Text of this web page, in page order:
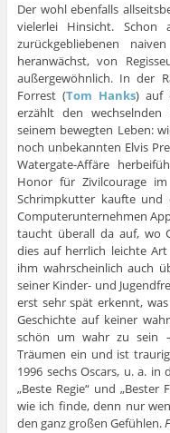
Der wohl ebenfalls
vielerlei Hinsicht. Schon
zurückgebliebenen
heranwächst, von
außergewöhnlich. In der
Forrest (Tom Hanks) auf
erzählt den wechselnden
seinem bewegten Leben:
noch unbekannten Elvis
Watergate-Affäre
Honor für Zivilcourage
Schrimpkutter kaufte
Computerunternehmen
taucht überall da auf, wo
dies auf herrlich leichte
ihm wahrscheinlich auch
seiner Kinder- und
erst sehr spät erkennt,
Geschichte auf keiner
schön um wahr zu sein
Träumen ein und ist
1996 sechs Oscars, u. a. in
„Beste Regie“ und „Bester
wie ich finde, denn nur
den ganz großen Gefühlen.